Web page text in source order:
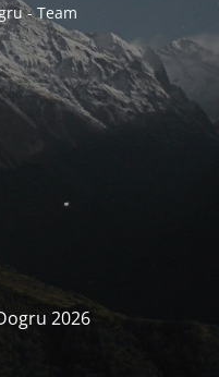
- Team
2026